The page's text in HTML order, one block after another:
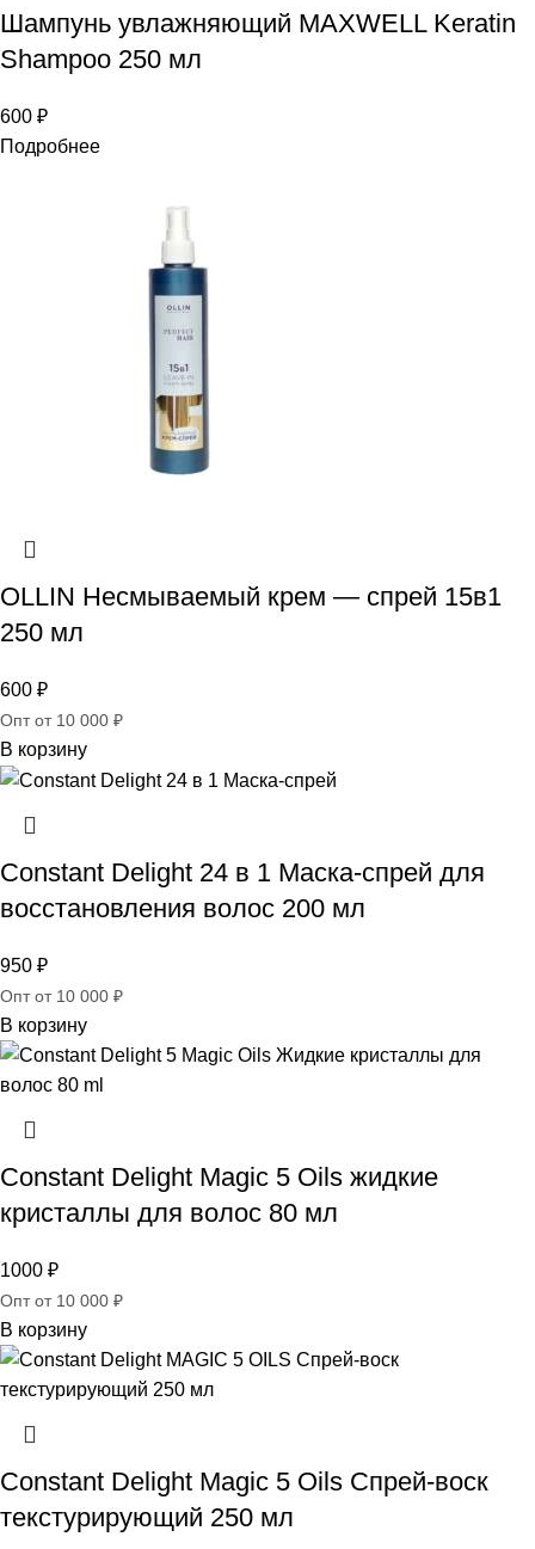
Шампунь увлажняющий MAXWELL Keratin
Shampoo 250 мл
600 ₽
Подробнее
OLLIN Несмываемый крем — спрей 15в1
250 мл
600 ₽
Опт от 10 000 ₽
В корзину
Constant Delight 24 в 1 Маска-спрей для
восстановления волос 200 мл
950 ₽
Опт от 10 000 ₽
В корзину
Constant Delight Magic 5 Oils жидкие
кристаллы для волос 80 мл
1000 ₽
Опт от 10 000 ₽
В корзину
Constant Delight Magic 5 Oils Спрей-воск
текстурирующий 250 мл